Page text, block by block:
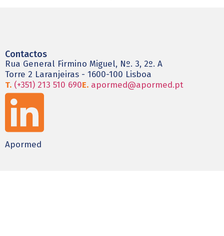
Contactos
Rua General Firmino Miguel, Nº. 3, 2º. A
Torre 2 Laranjeiras - 1600-100 Lisboa
T. (+351) 213 510 690E. apormed@apormed.pt
Apormed